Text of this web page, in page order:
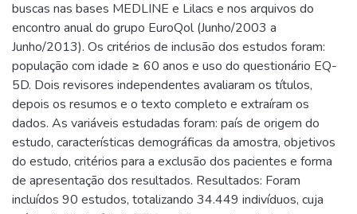
buscas nas bases MEDLINE e Lilacs e nos arquivos do
encontro anual do grupo EuroQol (Junho/2003 a
Junho/2013). Os critérios de inclusão dos estudos foram:
população com idade ≥ 60 anos e uso do questionário EQ-
5D. Dois revisores independentes avaliaram os títulos,
depois os resumos e o texto completo e extraíram os
dados. As variáveis estudadas foram: país de origem do
estudo, características demográficas da amostra, objetivos
do estudo, critérios para a exclusão dos pacientes e forma
de apresentação dos resultados. Resultados: Foram
incluídos 90 estudos, totalizando 34.449 indivíduos, cuja